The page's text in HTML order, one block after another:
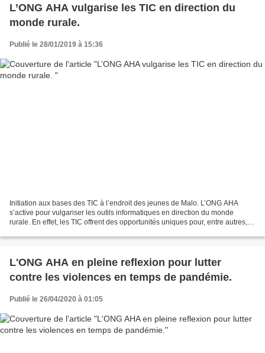
L’ONG AHA vulgarise les TIC en direction du
monde rurale.
Publié le 28/01/2019 à 15:36
Initiation aux bases des TIC à l’endroit des jeunes de Malo. L’ONG AHA
s’active pour vulgariser les outils informatiques en direction du monde
rurale. En effet, les TIC offrent des opportunités uniques pour, entre autres,
L'ONG AHA en pleine reflexion pour lutter
contre les violences en temps de pandémie.
Publié le 26/04/2020 à 01:05